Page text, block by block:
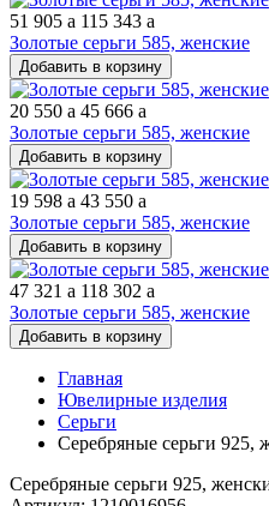
51 905 a 115 343 a
Золотые серьги 585, женские
Добавить в корзину
20 550 a 45 666 a
Золотые серьги 585, женские
Добавить в корзину
19 598 a 43 550 a
Золотые серьги 585, женские
Добавить в корзину
47 321 a 118 302 a
Золотые серьги 585, женские
Добавить в корзину
Главная
Ювелирные изделия
Серьги
Серебряные серьги 925,
Серебряные серьги 925,